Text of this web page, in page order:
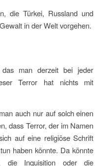
die Türkei, Russland und
in der Welt vorgehen.
man derzeit bei jeder
Terror hat nichts mit
auch nur auf solch einen
dass Terror, der im Namen
auf eine religiöse Schrift
haben könnte. Da könnte
die Inquisition oder die